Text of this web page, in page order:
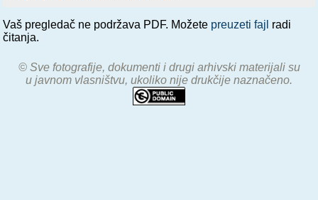
Vaš pregledač ne podržava PDF. Možete preuzeti fajl radi
čitanja.
© Sve fotografije, dokumenti i drugi arhivski materijali su
u javnom vlasništvu, ukoliko nije drukčije naznačeno.